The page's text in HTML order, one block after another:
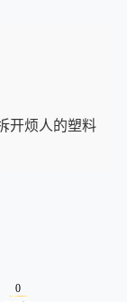
开烦人的塑料